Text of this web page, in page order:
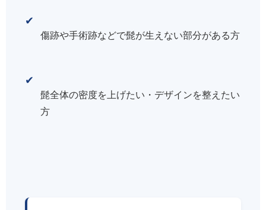
✔
傷跡や手術跡などで髭が生えない部分がある方
✔
髭全体の密度を上げたい・デザインを整えたい
方